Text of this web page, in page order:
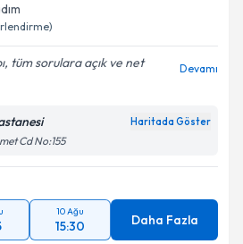
tüm sorulara açık ve net
Devamı
Haritada Göster
Cd No:155
10 Ağu
15:30 Daha Fazla